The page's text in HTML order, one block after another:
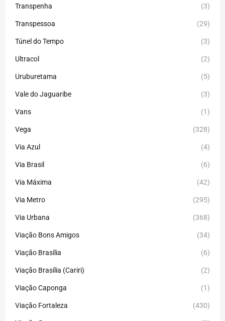
Transpenha (3)
Transpessoa (29)
Túnel do Tempo (3)
Ultracol (2)
Uruburetama (5)
Vale do Jaguaribe (3)
Vans (1)
Vega (328)
Via Azul (4)
Via Brasil (6)
Via Máxima (42)
Via Metro (295)
Via Urbana (368)
Viação Bons Amigos (34)
Viação Brasília (6)
Viação Brasília (Cariri) (2)
Viação Caponga (1)
Viação Fortaleza (430)